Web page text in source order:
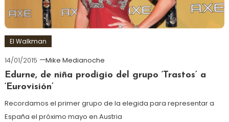
El Walkman
14/01/2015
Mike Medianoche
Edurne, de niña prodigio del grupo ‘Trastos’ a
‘Eurovisión’
Recordamos el primer grupo de la elegida para representar a
España el próximo mayo en Austria